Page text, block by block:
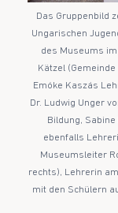
Das Gruppenbild
Ungarischen
des Museums
Kätzel
Emóke Kaszás
Dr. Ludwig Unger
Bildung, Sabine
ebenfalls
Museumsleiter
rechts), Lehrerin
mit den Schülern